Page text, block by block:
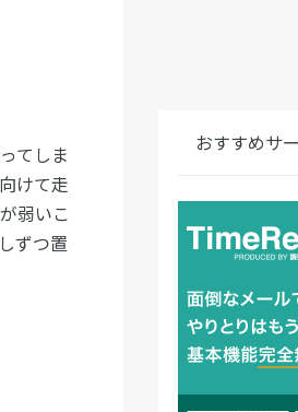
てしま
けて走
弱いこ
ずつ置
おすすめサ